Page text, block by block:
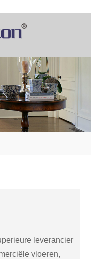
leverancier
vloeren,